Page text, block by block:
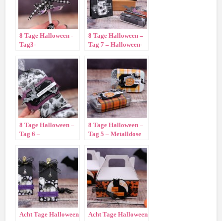
8 Tage Halloween -
Tag3-
8 Tage Halloween –
Tag 7 – Halloween-
8 Tage Halloween –
Tag 6 –
8 Tage Halloween –
Tag 5 – Metalldose
Acht Tage Halloween
Acht Tage Halloween